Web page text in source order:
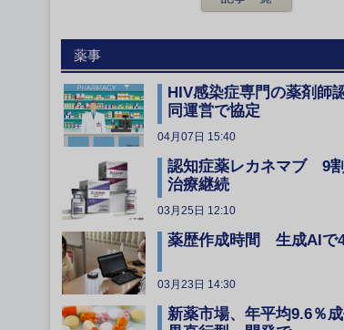
薬事
HIV感染症専門の薬剤師
同運営で協定
04月07日 15:40
認知症薬レカネマブ 9
治療継続
03月25日 12:10
薬歴作成時間 生成AIで
03月23日 14:30
新薬市場、年平均9.6％